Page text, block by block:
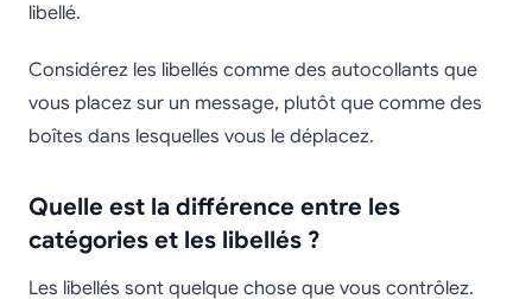
libellé.
Considérez les libellés comme des autocollants que
vous placez sur un message, plutôt que comme des
boîtes dans lesquelles vous le déplacez.
Quelle est la différence entre les
catégories et les libellés ?
Les libellés sont quelque chose que vous contrôlez.